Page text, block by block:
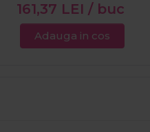
161,37 LEI / buc
Adauga in cos